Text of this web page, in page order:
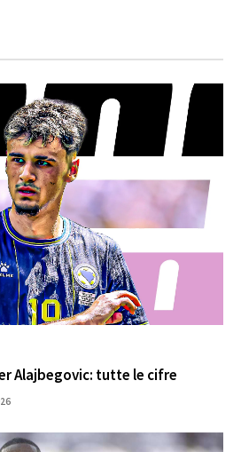
Alajbegovic: tutte le cifre